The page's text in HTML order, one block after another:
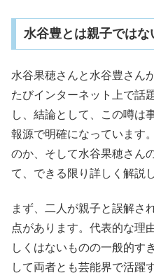
水谷豊とは親子では
水谷果穂さんと水谷豊さん
たびインターネット上で話
し、結論として、この噂は
報源で明確になっています
のか、そして水谷果穂さん
て、できる限り詳しく解説
まず、二人が親子と誤解さ
点があります。代表的な理
しくはないものの一般的す
して両者とも芸能界で活躍